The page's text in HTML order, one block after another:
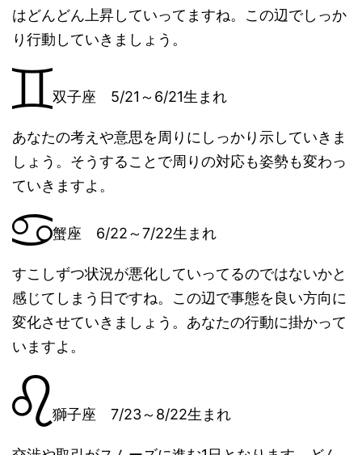
はどんどん上昇していってますね。この辺でしっか
り行動していきましょう。
双子座 5/21～6/21生まれ
あなたの考えや意思を周りにしっかり示していきま
しょう。そうすることで周りの対応も姿勢も変わっ
ていきますよ。
蟹座 6/22～7/22生まれ
すこしずつ状況が悪化していってるのではないかと
感じてしまう日ですね。この辺で事態を良い方向に
変化させていきましょう。あなたの行動に掛かって
いますよ。
獅子座 7/23～8/22生まれ